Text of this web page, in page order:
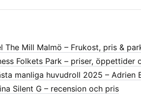
The Mill Malmö – Frukost, pris &
Folkets Park – priser, öppettider
manliga huvudroll 2025 – Adrien
Silent G – recension och pris